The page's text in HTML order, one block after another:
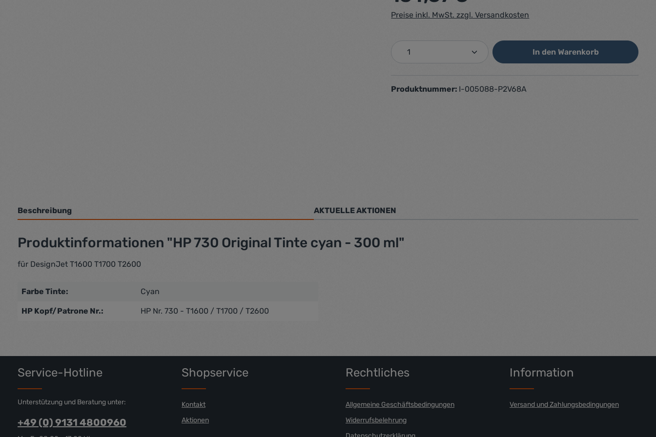
Preise inkl. MwSt. zzgl. Versandkosten
Produkt Anzahl: Gib den gewünschten Wert ein
In den Warenkorb
Produktnummer: I-005088-P2V68A
Beschreibung AKTUELLE AKTIONEN
Produktinformationen "HP 730 Original Tinte cyan - 300 ml"
für DesignJet T1600 T1700 T2600
Farbe Tinte: Cyan
HP Kopf/Patrone Nr.: HP Nr. 730 - T1600 / T1700 / T2600
Service-Hotline
Unterstützung und Beratung unter:
+49 (0) 9131 4800960
Shopservice
Kontakt
Aktionen
Rechtliches
Allgemeine Geschäftsbedingungen
Widerrufsbelehrung
Information
Versand und Zahlungsbedingungen